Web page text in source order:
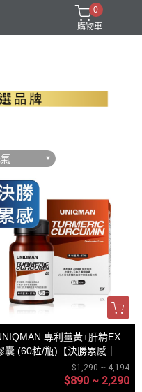
酸 螯合鋅
0
購物車
專利薑黃+肝精EX
囊 (60粒/瓶)【決勝累感｜多
$1,290 ~ 4,194
$890 ~ 2,290